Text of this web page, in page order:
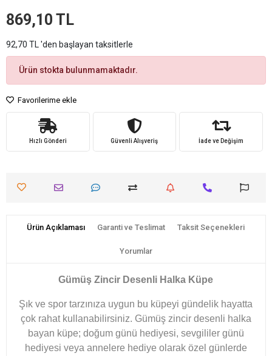
869,10 TL
92,70 TL 'den başlayan taksitlerle
Ürün stokta bulunmamaktadır.
Favorilerime ekle
Hızlı Gönderi Güvenli Alışveriş İade ve Değişim
Ürün Açıklaması Garanti ve Teslimat Taksit Seçenekleri
Yorumlar
Gümüş Zincir Desenli Halka Küpe
Şık ve spor tarzınıza uygun bu küpeyi gündelik hayatta
çok rahat kullanabilirsiniz. Gümüş zincir desenli halka
bayan küpe; doğum günü hediyesi, sevgililer günü
hediyesi veya annelere hediye olarak özel günlerde